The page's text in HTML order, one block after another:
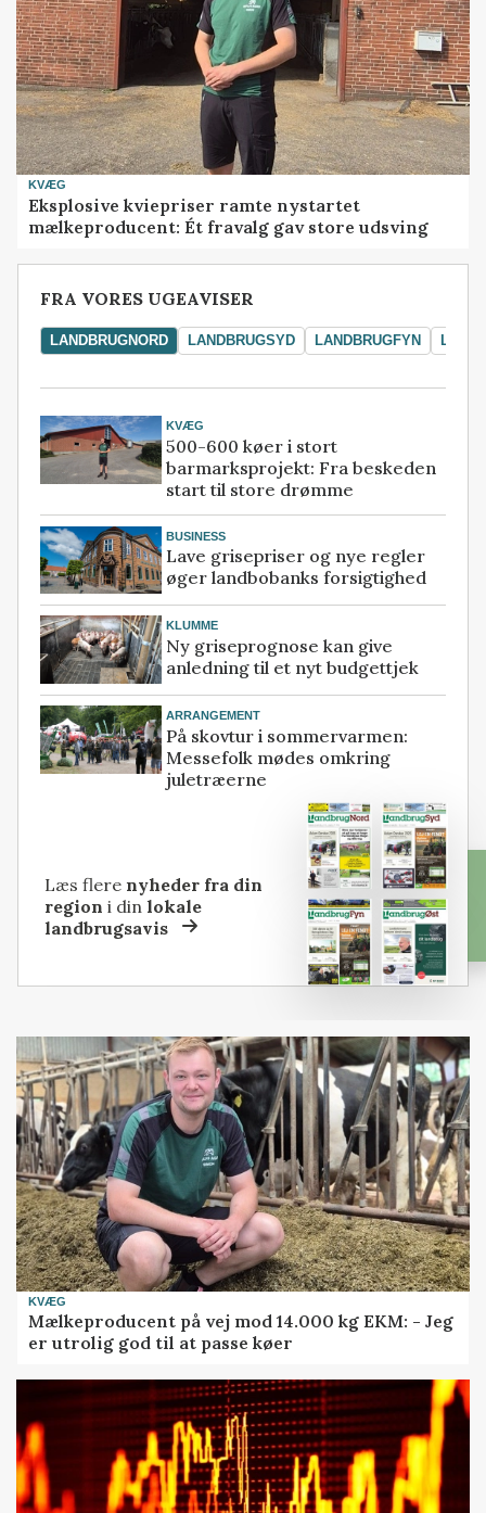
KVÆG
Eksplosive kviepriser ramte nystartet
mælkeproducent: Ét fravalg gav store udsving
FRA VORES UGEAVISER
LANDBRUGNORD LANDBRUGSYD LANDBRUGFYN
KVÆG
500-600 køer i stort
barmarksprojekt: Fra beskeden
start til store drømme
BUSINESS
Lave grisepriser og nye regler
øger landbobanks forsigtighed
KLUMME
Ny griseprognose kan give
anledning til et nyt budgettjek
ARRANGEMENT
På skovtur i sommervarmen:
Messefolk mødes omkring
juletræerne
Læs flere nyheder fra din
region i dinlokale
landbrugsavis
KVÆG
Mælkeproducent på vej mod 14.000 kg EKM: - Jeg
er utrolig god til at passe køer